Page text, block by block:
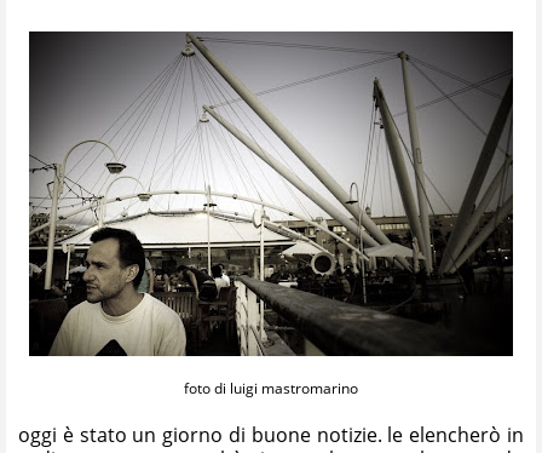
foto di luigi mastromarino
oggi è stato un giorno di buone notizie. le elencherò in